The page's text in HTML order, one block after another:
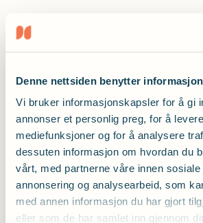
Denne nettsiden benytter
Vi bruker informasjonskapsler for å gi
annonser et personlig preg, for å
mediefunksjoner og for å analysere
dessuten informasjon om hvordan du
vårt, med partnerne våre innen sosiale
annonsering og analysearbeid, som
med annen informasjon du har gjort
eller som de har samlet inn gjennom
forsikringsavtale for deg som er
forbundet.
Gode forsikringer - med
rabatt
Du får5 % medlemsrabatt på
forsikringer. Du får en gunstig
med lavere egenandel, og inntil
du samler forsikringene dine